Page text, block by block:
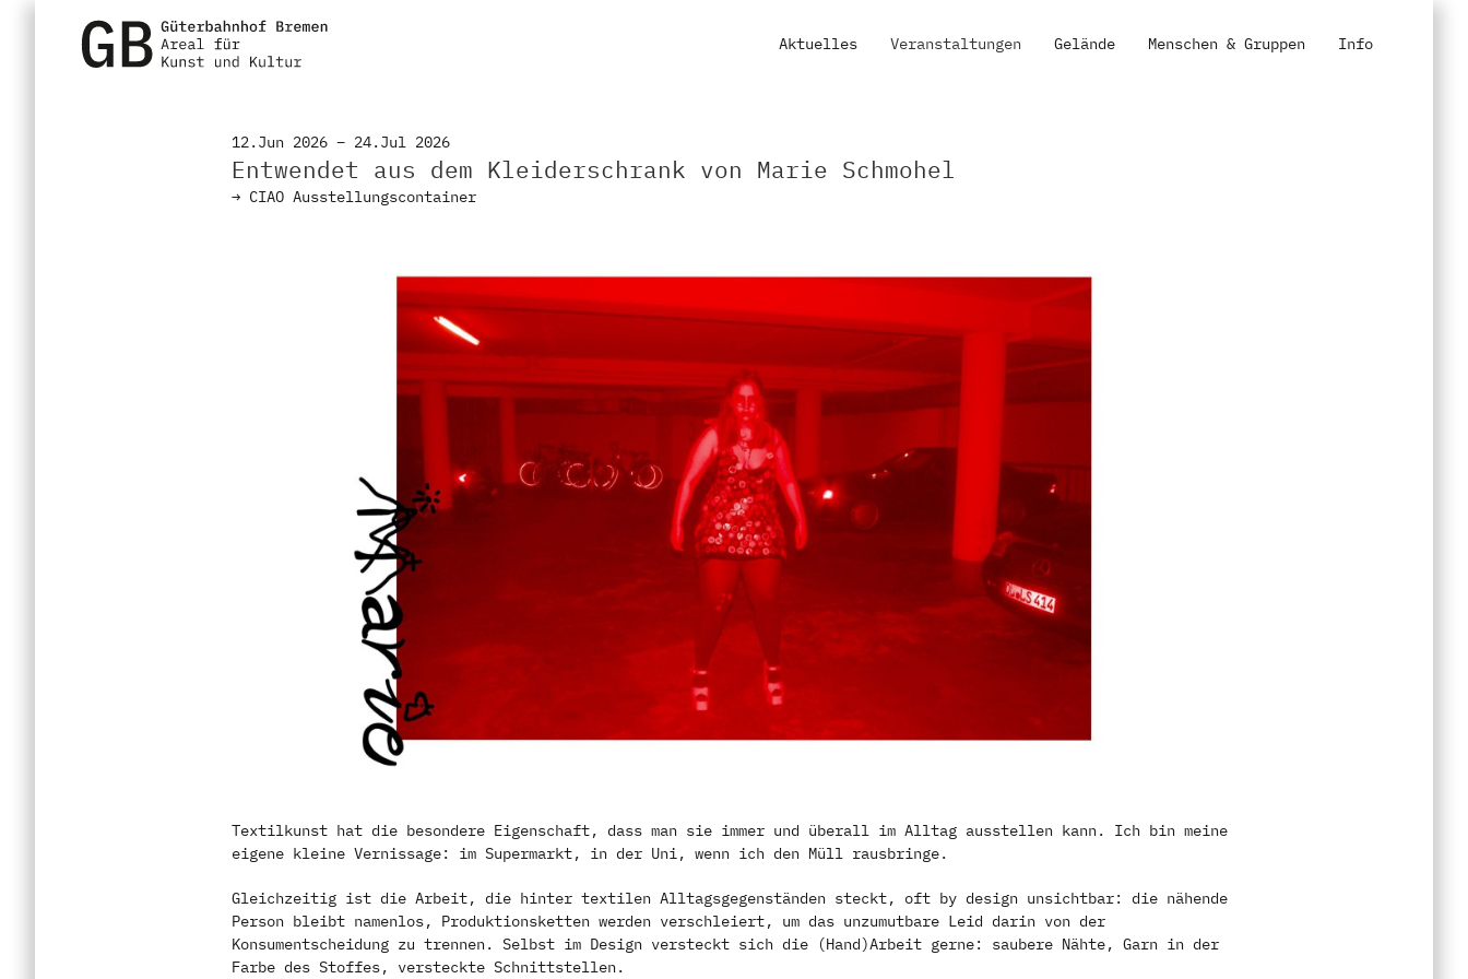
Aktuelles Veranstaltungen Gelände Menschen & Gruppen Info
12.Jun 2026 – 24.Jul 2026
Entwendet aus dem Kleiderschrank von Marie Schmohel
→ CIAO Ausstellungscontainer
Textilkunst hat die besondere Eigenschaft, dass man sie immer und überall im Alltag ausstellen kann. Ich bin meine
eigene kleine Vernissage: im Supermarkt, in der Uni, wenn ich den Müll rausbringe.
Gleichzeitig ist die Arbeit, die hinter textilen Alltagsgegenständen steckt, oft by design unsichtbar: die nähende
Person bleibt namenlos, Produktionsketten werden verschleiert, um das unzumutbare Leid darin von der
Konsumentscheidung zu trennen. Selbst im Design versteckt sich die (Hand)Arbeit gerne: saubere Nähte, Garn in der
Farbe des Stoffes, versteckte Schnittstellen.